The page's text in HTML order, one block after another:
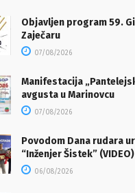
Objavljen program 59.
Zaječaru
07/08/2026
Manifestacija
avgusta u Marinovcu
07/08/2026
Povodom Dana rudara
“Inženjer Šistek” (VIDEO)
06/08/2026